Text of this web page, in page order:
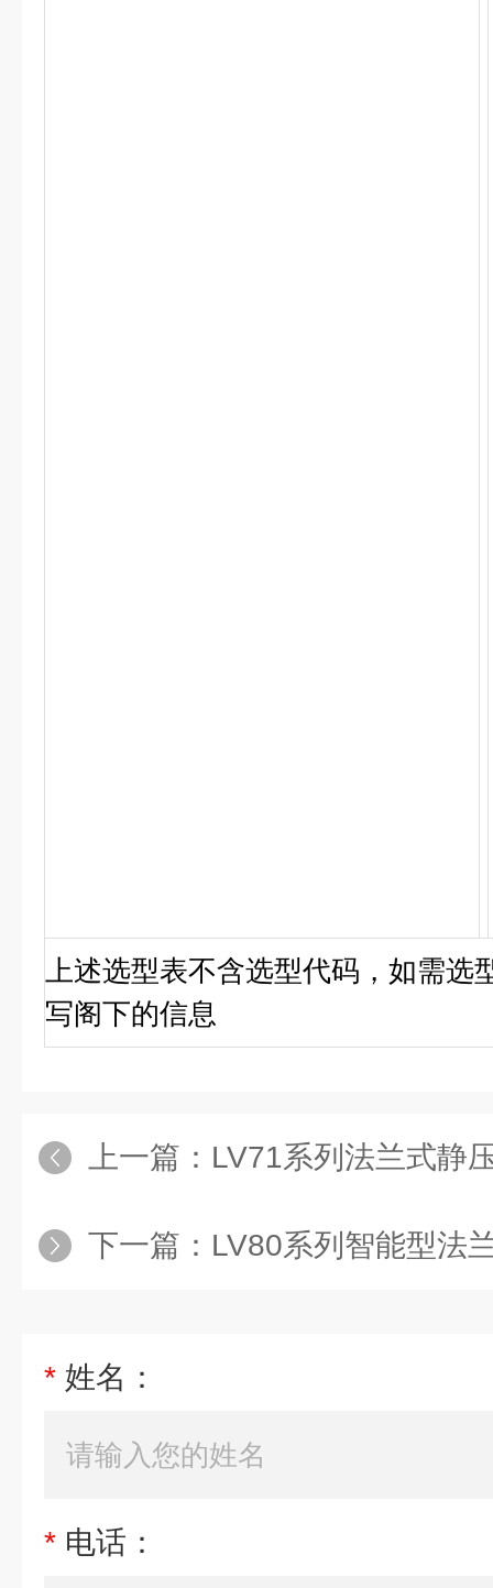
上述选型表不含选型代码，如需选
写阁下的信息
上一篇： LV71系列法兰式静压
下一篇： LV80系列智能型法兰
* 姓名：
* 电话：